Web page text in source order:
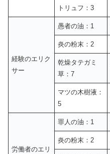
トリュフ：3
経験のエリク
サー
愚者の油：1
炎の粉末：2
乾燥タテガミ
草：7
マツの木樹液：
5
労働者のエリ
罪人の油：1
炎の粉末：2